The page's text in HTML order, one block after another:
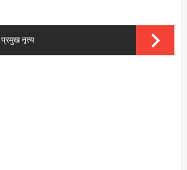
प्रमुख नृत्य